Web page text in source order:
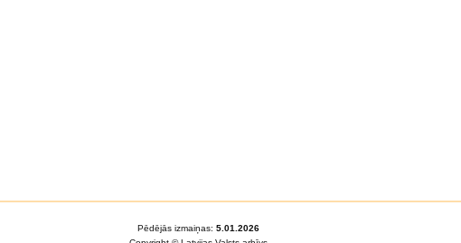
Pēdējās izmaiņas: 5.01.2026